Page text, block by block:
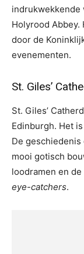
indrukwekkende
Holyrood
door de
evenementen.
St. Giles’
St. Giles’
Edinburgh. Het
De geschiedenis
mooi gotisch
loodramen en
eye-catchers.